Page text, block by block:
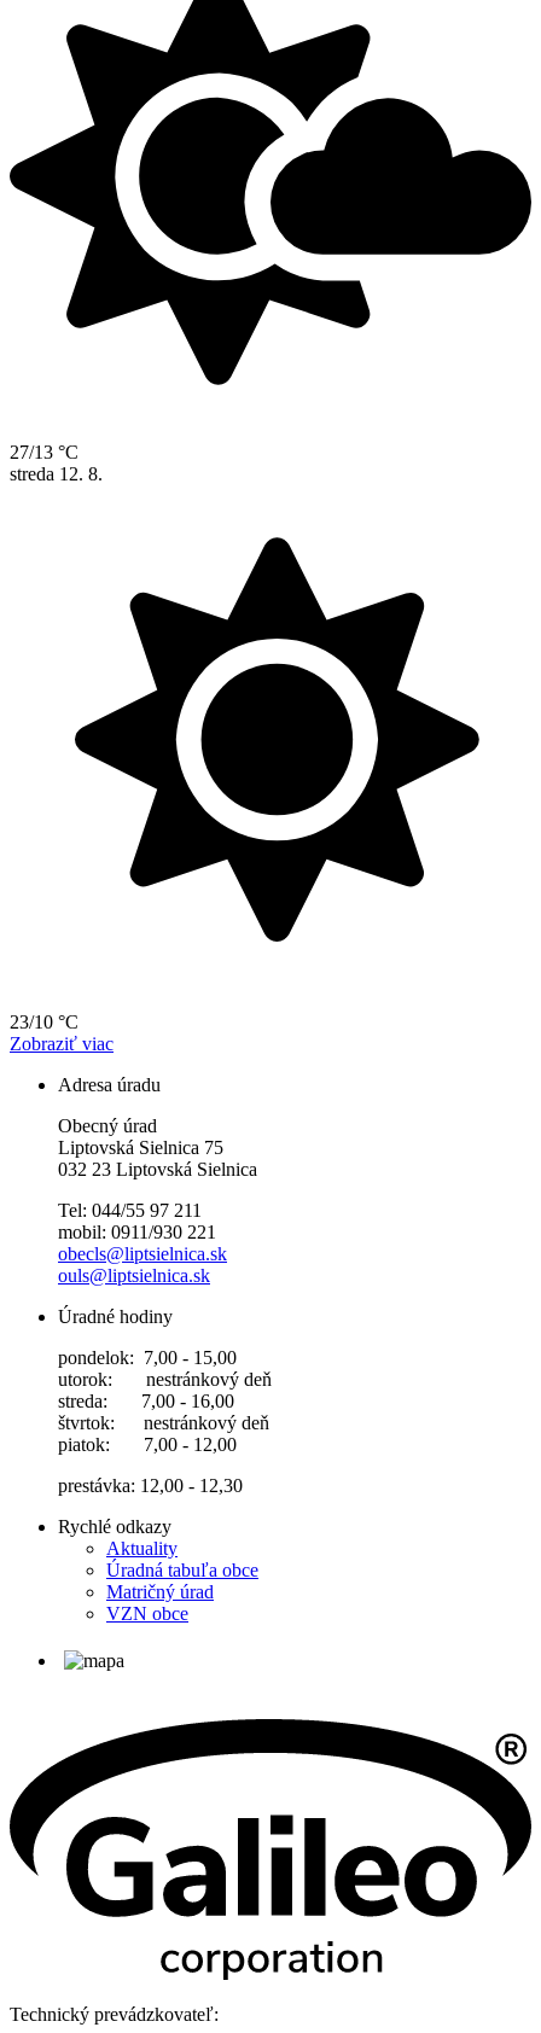
27/13 °C
streda 12. 8.
23/10 °C
Zobraziť viac
Adresa úradu
Obecný úrad
Liptovská Sielnica 75
032 23 Liptovská Sielnica
Tel: 044/55 97 211
mobil: 0911/930 221
obecls@liptsielnica.sk
ouls@liptsielnica.sk
Úradné hodiny
pondelok: 7,00 - 15,00
utorok: nestránkový deň
streda: 7,00 - 16,00
štvrtok: nestránkový deň
piatok: 7,00 - 12,00
prestávka: 12,00 - 12,30
Rychlé odkazy
Aktuality
Úradná tabuľa obce
Matričný úrad
VZN obce
Technický prevádzkovateľ: